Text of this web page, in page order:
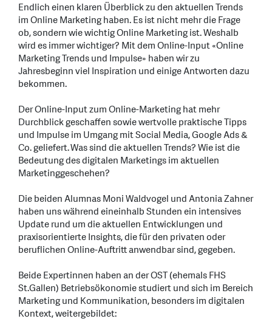
Endlich einen klaren Überblick zu den aktuellen Trends
im Online Marketing haben. Es ist nicht mehr die Frage
ob, sondern wie wichtig Online Marketing ist. Weshalb
wird es immer wichtiger? Mit dem Online-Input «Online
Marketing Trends und Impulse» haben wir zu
Jahresbeginn viel Inspiration und einige Antworten dazu
bekommen.
Der Online-Input zum Online-Marketing hat mehr
Durchblick geschaffen sowie wertvolle praktische Tipps
und Impulse im Umgang mit Social Media, Google Ads &
Co. geliefert. Was sind die aktuellen Trends? Wie ist die
Bedeutung des digitalen Marketings im aktuellen
Marketinggeschehen?
Die beiden Alumnas Moni Waldvogel und Antonia Zahner
haben uns während eineinhalb Stunden ein intensives
Update rund um die aktuellen Entwicklungen und
praxisorientierte Insights, die für den privaten oder
beruflichen Online-Auftritt anwendbar sind, gegeben.
Beide Expertinnen haben an der OST (ehemals FHS
St.Gallen) Betriebsökonomie studiert und sich im Bereich
Marketing und Kommunikation, besonders im digitalen
Kontext, weitergebildet: